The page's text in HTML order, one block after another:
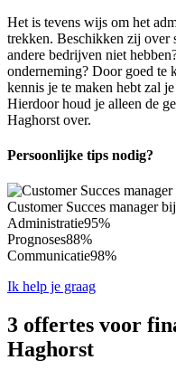
Het is tevens wijs om het
trekken. Beschikken zij over
andere bedrijven niet
onderneming? Door goed te
kennis je te maken hebt zal
Hierdoor houd je alleen de
Haghorst over.
Persoonlijke tips nodig?
Customer Succes manager
Administratie95%
Prognoses88%
Communicatie98%
Ik help je graag
3 offertes voor
Haghorst